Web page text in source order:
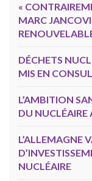
«
MARC
DÉCHETS
MIS EN
L’AMBITION
DU
L’ALLEMAGNE
NUCLÉAIRE